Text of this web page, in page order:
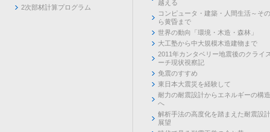
2次部材計算プログラム
越える
コンピュータ・建築・人間生活～そ
ら黄昏まで
世界の動向「環境・木造・森林」
大工塾から中大規模木造建物まで
2011年カンタベリー地震後のクライ
ーチ現状視察記
免震のすすめ
東日本大震災を経験して
耐力の耐震設計からエネルギーの構
へ
解析手法の高度化を踏まえた耐震設
展望